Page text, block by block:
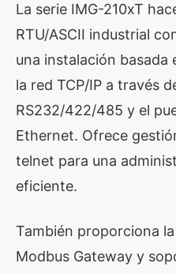
La serie IMG-210xT
RTU/ASCII industrial
una instalación basada
la red TCP/IP a través
RS232/422/485 y el
Ethernet. Ofrece
telnet para una
eficiente.
También proporciona
Modbus Gateway y